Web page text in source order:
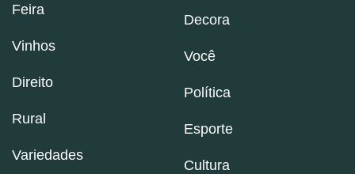
Feira
Vinhos
Direito
Rural
Variedades
Decora
Você
Política
Esporte
Cultura